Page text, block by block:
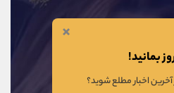
×
بمانید!
اخبار مطلع شوید؟